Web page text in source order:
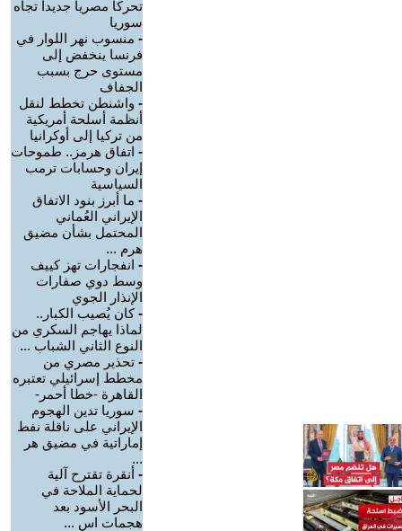
تحركا مصريا جديدا تجاه
سوريا
- منسوب نهر اللوار في
فرنسا ينخفض إلى
مستوى حرج بسبب
الجفاف
- واشنطن تخطط لنقل
أنظمة أسلحة أمريكية
من تركيا إلى أوكرانيا
- اتفاق هرمز.. طموحات
إيران وحسابات ترمب
السياسية
- ما أبرز بنود الاتفاق
الإيراني العُماني
المحتمل بشأن مضيق
هرم ...
- انفجارات تهز كييف
وسط دوي صفارات
الإنذار الجوي
-كان يُصيب الكبار..
لماذا يهاجم السكري من
النوع الثاني الشباب ...
- تحذير مصري من
مخطط إسرائيلي تعتبره
القاهرة -خطا أحمر-
- سوريا تدين الهجوم
الإيراني على ناقلة نفط
إماراتية في مضيق هر
...
- أنقرة تقترح آلية
لحماية الملاحة في
البحر الأسود بعد
هجمات اس ...